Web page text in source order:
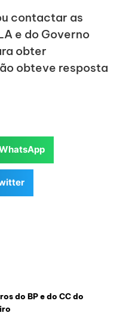
contactar as
e do Governo
obter
obteve resposta
do BP e do CC do